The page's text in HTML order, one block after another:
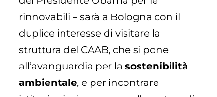
rinnovabili – sarà a Bologna con il
duplice interesse di visitare la
struttura del CAAB, che si pone
all’avanguardia per lasostenibilità
ambientale, e per incontrare